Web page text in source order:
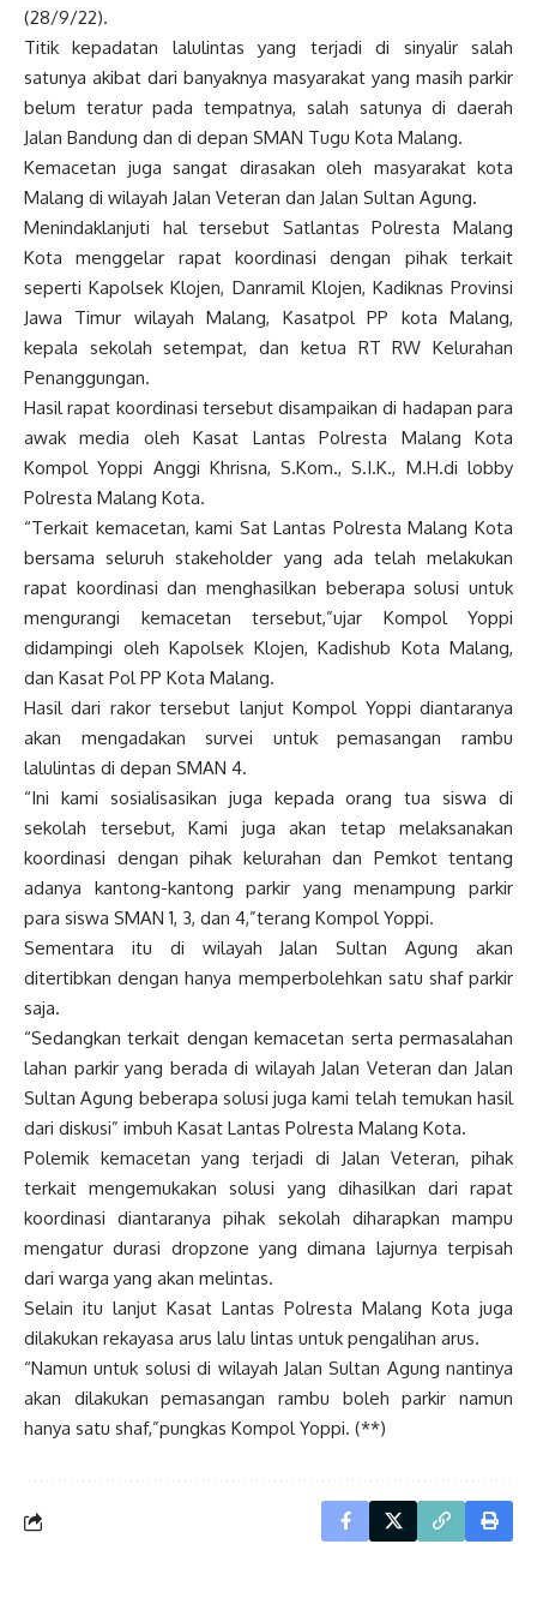
(28/9/22).
Titik kepadatan lalulintas yang terjadi di sinyalir salah
satunya akibat dari banyaknya masyarakat yang masih parkir
belum teratur pada tempatnya, salah satunya di daerah
Jalan Bandung dan di depan SMAN Tugu Kota Malang.
Kemacetan juga sangat dirasakan oleh masyarakat kota
Malang di wilayah Jalan Veteran dan Jalan Sultan Agung.
Menindaklanjuti hal tersebut Satlantas Polresta Malang
Kota menggelar rapat koordinasi dengan pihak terkait
seperti Kapolsek Klojen, Danramil Klojen, Kadiknas Provinsi
Jawa Timur wilayah Malang, Kasatpol PP kota Malang,
kepala sekolah setempat, dan ketua RT RW Kelurahan
Penanggungan.
Hasil rapat koordinasi tersebut disampaikan di hadapan para
awak media oleh Kasat Lantas Polresta Malang Kota
Kompol Yoppi Anggi Khrisna, S.Kom., S.I.K., M.H.di lobby
Polresta Malang Kota.
“Terkait kemacetan, kami Sat Lantas Polresta Malang Kota
bersama seluruh stakeholder yang ada telah melakukan
rapat koordinasi dan menghasilkan beberapa solusi untuk
mengurangi kemacetan tersebut,”ujar Kompol Yoppi
didampingi oleh Kapolsek Klojen, Kadishub Kota Malang,
dan Kasat Pol PP Kota Malang.
Hasil dari rakor tersebut lanjut Kompol Yoppi diantaranya
akan mengadakan survei untuk pemasangan rambu
lalulintas di depan SMAN 4.
“Ini kami sosialisasikan juga kepada orang tua siswa di
sekolah tersebut, Kami juga akan tetap melaksanakan
koordinasi dengan pihak kelurahan dan Pemkot tentang
adanya kantong-kantong parkir yang menampung parkir
para siswa SMAN 1, 3, dan 4,”terang Kompol Yoppi.
Sementara itu di wilayah Jalan Sultan Agung akan
ditertibkan dengan hanya memperbolehkan satu shaf parkir
saja.
“Sedangkan terkait dengan kemacetan serta permasalahan
lahan parkir yang berada di wilayah Jalan Veteran dan Jalan
Sultan Agung beberapa solusi juga kami telah temukan hasil
dari diskusi” imbuh Kasat Lantas Polresta Malang Kota.
Polemik kemacetan yang terjadi di Jalan Veteran, pihak
terkait mengemukakan solusi yang dihasilkan dari rapat
koordinasi diantaranya pihak sekolah diharapkan mampu
mengatur durasi dropzone yang dimana lajurnya terpisah
dari warga yang akan melintas.
Selain itu lanjut Kasat Lantas Polresta Malang Kota juga
dilakukan rekayasa arus lalu lintas untuk pengalihan arus.
“Namun untuk solusi di wilayah Jalan Sultan Agung nantinya
akan dilakukan pemasangan rambu boleh parkir namun
hanya satu shaf,”pungkas Kompol Yoppi. (**)